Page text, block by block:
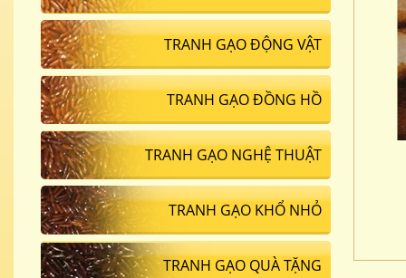
TRANH GẠO ĐỘNG VẬT
TRANH GẠO ĐỒNG HỒ
TRANH GẠO NGHỆ THUẬT
TRANH GẠO KHỔ NHỎ
TRANH GẠO QUÀ TẶNG